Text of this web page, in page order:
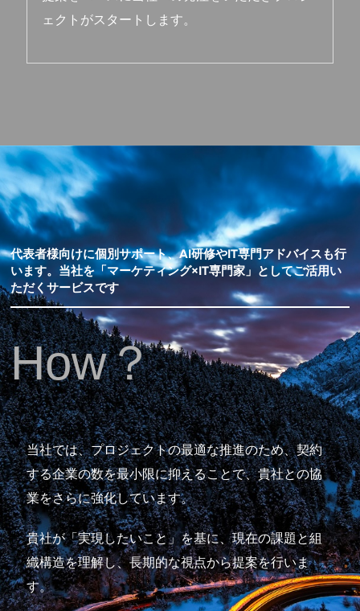
ェクトがスタートします。
代表者様向けに個別サポート、AI研修やIT専門アドバイスも行
います。当社を「マーケティング×IT専門家」としてご活用い
ただくサービスです
How？
当社では、プロジェクトの最適な推進のため、契約
する企業の数を最小限に抑えることで、貴社との協
業をさらに強化しています。
貴社が「実現したいこと」を基に、現在の課題と組
織構造を理解し、長期的な視点から提案を行いま
す。